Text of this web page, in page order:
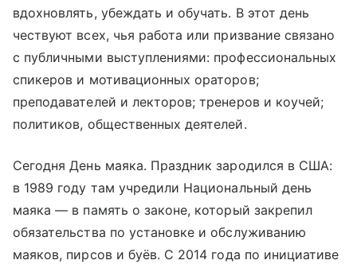
вдохновлять, убеждать и обучать. В этот день
чествуют всех, чья работа или призвание связано
с публичными выступлениями: профессиональных
спикеров и мотивационных ораторов;
преподавателей и лекторов; тренеров и коучей;
политиков, общественных деятелей.
Сегодня День маяка. Праздник зародился в США:
в 1989 году там учредили Национальный день
маяка — в память о законе, который закрепил
обязательства по установке и обслуживанию
маяков, пирсов и буёв. С 2014 года по инициативе